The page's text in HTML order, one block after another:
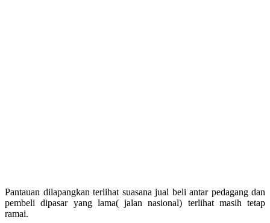
Pantauan dilapangkan terlihat suasana jual beli antar pedagang dan
pembeli dipasar yang lama( jalan nasional) terlihat masih tetap
ramai.